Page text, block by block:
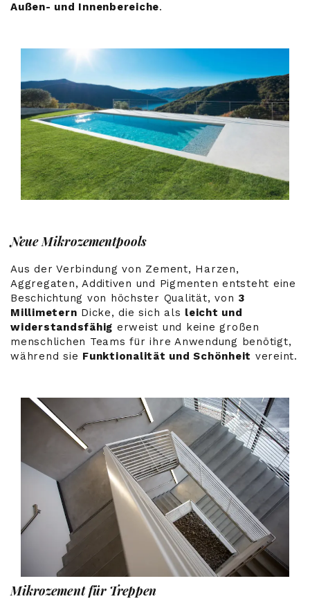
Außen- und Innenbereiche.
Neue Mikrozementpools
Aus der Verbindung von Zement, Harzen,
Aggregaten, Additiven und Pigmenten entsteht eine
Beschichtung von höchster Qualität, von 3
Millimetern Dicke, die sich als leicht und
widerstandsfähig erweist und keine großen
menschlichen Teams für ihre Anwendung benötigt,
während sie Funktionalität und Schönheit vereint.
Mikrozement für Treppen